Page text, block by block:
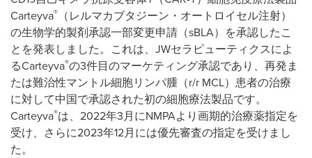
Carteyva® （レルマカブタジーン・オートロイセル注射）
の生物学的製剤承認一部変更申請（sBLA）を承認したこ
とを発表しました。これは、JWセラピューティクスによ
るCarteyva®の3件目のマーケティング承認であり、再発ま
たは難治性マントル細胞リンパ腫（r/r MCL）患者の治療
に対して中国で承認された初の細胞療法製品です。
Carteyva®は、2022年3月にNMPAより画期的治療薬指定を
受け、さらに2023年12月には優先審査の指定を受けまし
た。